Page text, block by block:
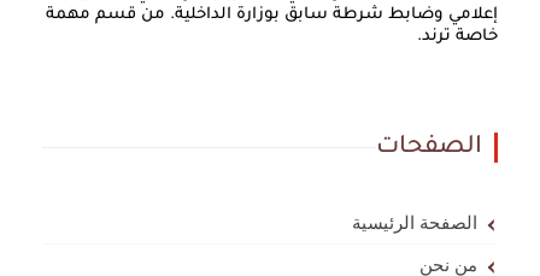
إعلامي وضابط شرطة سابق بوزارة الداخلية. من قسم مهمة
خاصة ترند.
الصفحات
الصفحة الرئيسية
من نحن